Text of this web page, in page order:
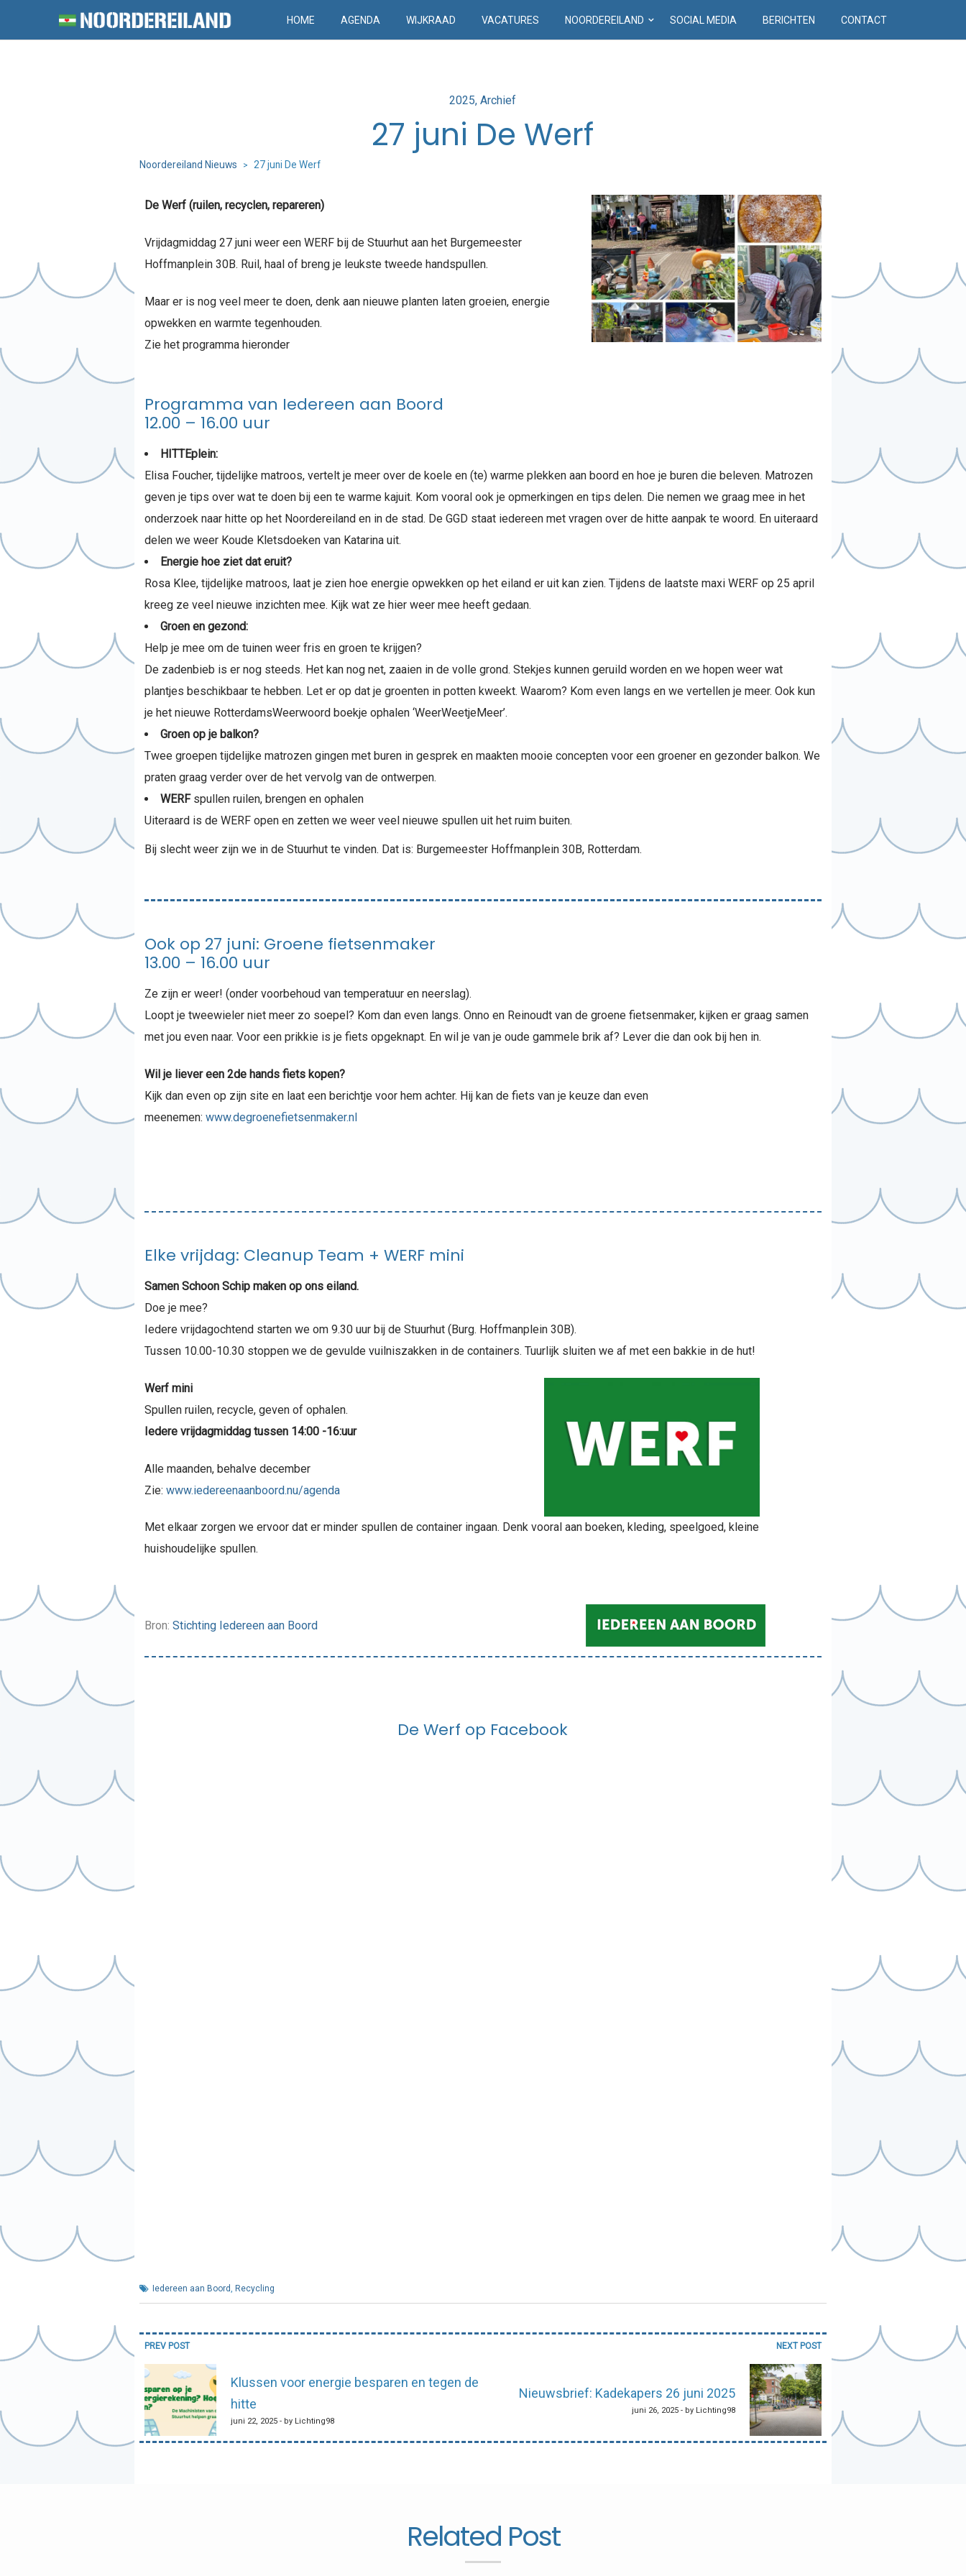
HOME AGENDA WIJKRAAD VACATURES NOORDEREILAND SOCIAL MEDIA BERICHTEN CONTACT
Posted
2025 Archief
27 juni De Werf
Noordereiland Nieuws > 27 juni De Werf
De Werf (ruilen, recyclen, repareren)
Vrijdagmiddag 27 juni weer een WERF bij de Stuurhut aan het Burgemeester
Hoffmanplein 30B. Ruil, haal of breng je leukste tweede handspullen.
Maar er is nog veel meer te doen, denk aan nieuwe planten laten groeien, energie
opwekken en warmte tegenhouden.
Zie het programma hieronder
Programma van Iedereen aan Boord
12.00 – 16.00 uur
HITTEplein:
Elisa Foucher, tijdelijke matroos, vertelt je meer over de koele en (te) warme plekken aan boord en hoe je buren die beleven. Matrozen
geven je tips over wat te doen bij een te warme kajuit. Kom vooral ook je opmerkingen en tips delen. Die nemen we graag mee in het
onderzoek naar hitte op het Noordereiland en in de stad. De GGD staat iedereen met vragen over de hitte aanpak te woord. En uiteraard
delen we weer Koude Kletsdoeken van Katarina uit.
Energie hoe ziet dat eruit?
Rosa Klee, tijdelijke matroos, laat je zien hoe energie opwekken op het eiland er uit kan zien. Tijdens de laatste maxi WERF op 25 april
kreeg ze veel nieuwe inzichten mee. Kijk wat ze hier weer mee heeft gedaan.
Groen en gezond:
Help je mee om de tuinen weer fris en groen te krijgen?
De zadenbieb is er nog steeds. Het kan nog net, zaaien in de volle grond. Stekjes kunnen geruild worden en we hopen weer wat
plantjes beschikbaar te hebben. Let er op dat je groenten in potten kweekt. Waarom? Kom even langs en we vertellen je meer. Ook kun
je het nieuwe RotterdamsWeerwoord boekje ophalen ‘WeerWeetjeMeer’.
Groen op je balkon?
Twee groepen tijdelijke matrozen gingen met buren in gesprek en maakten mooie concepten voor een groener en gezonder balkon. We
praten graag verder over de het vervolg van de ontwerpen.
WERFspullen ruilen, brengen en ophalen
Uiteraard is de WERF open en zetten we weer veel nieuwe spullen uit het ruim buiten.
Bij slecht weer zijn we in de Stuurhut te vinden. Dat is: Burgemeester Hoffmanplein 30B, Rotterdam.
Ook op 27 juni: Groene fietsenmaker
13.00 – 16.00 uur
Ze zijn er weer! (onder voorbehoud van temperatuur en neerslag).
Loopt je tweewieler niet meer zo soepel? Kom dan even langs. Onno en Reinoudt van de groene fietsenmaker, kijken er graag samen
met jou even naar. Voor een prikkie is je fiets opgeknapt. En wil je van je oude gammele brik af? Lever die dan ook bij hen in.
Wil je liever een 2de hands fiets kopen?
Kijk dan even op zijn site en laat een berichtje voor hem achter. Hij kan de fiets van je keuze dan even
meenemen: www.degroenefietsenmaker.nl
Elke vrijdag: Cleanup Team + WERF mini
Samen Schoon Schip maken op ons eiland.
Doe je mee?
Iedere vrijdagochtend starten we om 9.30 uur bij de Stuurhut (Burg. Hoffmanplein 30B).
Tussen 10.00-10.30 stoppen we de gevulde vuilniszakken in de containers. Tuurlijk sluiten we af met een bakkie in de hut!
Werf mini
Spullen ruilen, recycle, geven of ophalen.
Iedere vrijdagmiddag tussen 14:00 -16:uur
Alle maanden, behalve december
Zie: www.iedereenaanboord.nu/agenda
Met elkaar zorgen we ervoor dat er minder spullen de container ingaan. Denk vooral aan boeken, kleding, speelgoed, kleine
huishoudelijke spullen.
Bron: Stichting Iedereen aan Boord
De Werf op Facebook
Iedereen aan Boord Recycling
Bericht
navigatie
PREV POST
Klussen voor energie besparen en tegen de
hitte
juni 22, 2025 - by Lichting98
NEXT POST
Nieuwsbrief: Kadekapers 26 juni 2025
juni 26, 2025 - by Lichting98
Related Post